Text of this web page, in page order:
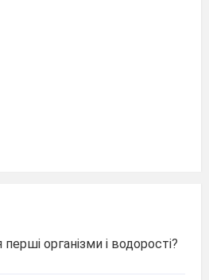
організми і водорості?